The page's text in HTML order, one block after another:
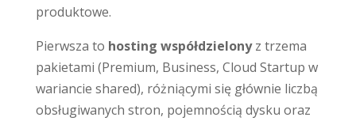
produktowe.
Pierwsza to hosting współdzielony z trzema
pakietami (Premium, Business, Cloud Startup w
wariancie shared), różniącymi się głównie liczbą
obsługiwanych stron, pojemnością dysku oraz